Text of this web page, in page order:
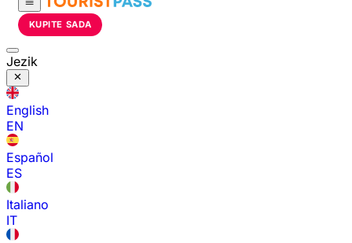
KUPITE SADA
Jezik
English
EN
Español
ES
Italiano
IT